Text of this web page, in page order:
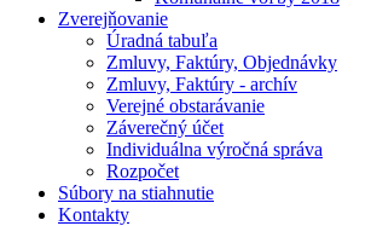
Zverejňovanie
Úradná tabuľa
Zmluvy, Faktúry, Objednávky
Zmluvy, Faktúry - archív
Verejné obstarávanie
Záverečný účet
Individuálna výročná správa
Rozpočet
Súbory na stiahnutie
Kontakty